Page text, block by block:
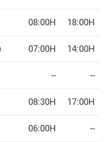
08:00H 18:00H
07:00H 14:00H
-- --
08:30H 17:00H
06:00H --